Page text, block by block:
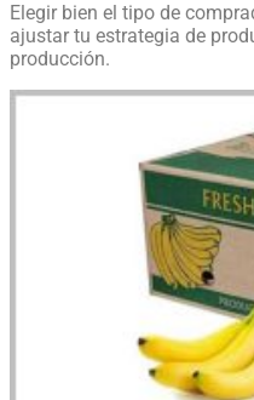
Elegir bien el tipo de
ajustar tu estrategia de
producción.